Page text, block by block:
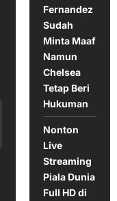
Fernandez
Sudah
Minta Maaf
Namun
Chelsea
Tetap Beri
Hukuman
Nonton
Live
Streaming
Piala Dunia
Full HD di